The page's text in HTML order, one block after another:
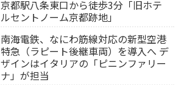
京都駅八条東口から徒歩3分「旧ホテ
ルセントノーム京都跡地」
南海電鉄、なにわ筋線対応の新型空港
特急（ラピート後継車両）を導入へ デ
ザインはイタリアの「ピニンファリー
ナ」が担当